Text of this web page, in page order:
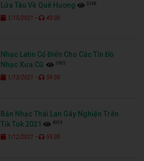
Lửa Tàu Về Quê Hương
3368
1/15/2021 - 40:00
Nhạc Latin Cổ Điển Cho Các Tín Đồ
Nhạc Xưa Cũ
3605
1/13/2021 - 59:00
Bản Nhạc Thái Lan Gây Nghiện Trên
Tik Tok 2021
4959
1/12/2021 - 55:00